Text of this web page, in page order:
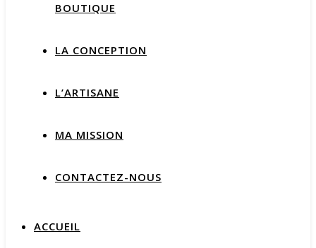
BOUTIQUE
LA CONCEPTION
L’ARTISANE
MA MISSION
CONTACTEZ-NOUS
ACCUEIL